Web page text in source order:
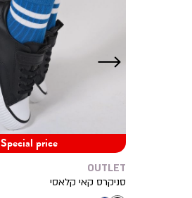
ימינה
Special price
OUTLET
סניקרס קאי קלאסי